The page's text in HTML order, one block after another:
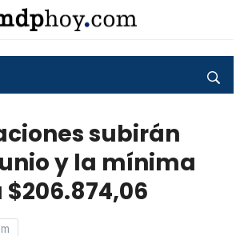
subirán
y la mínima